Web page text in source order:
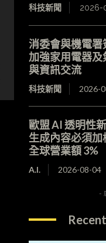
科技新聞 2026-
消委會與機電
加強家用電器
與資訊交流
科技新聞 2026-
歐盟 AI 透明性
生成內容必須
全球營業額 3%
A.I. 2026-08-04
-